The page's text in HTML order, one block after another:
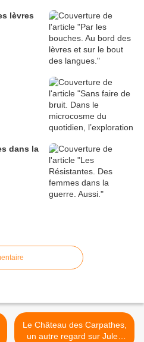
lèvres
dans la
Le Château des Carpathes,
un autre regard sur Jules